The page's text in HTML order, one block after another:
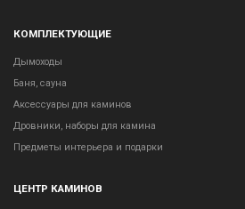
КОМПЛЕКТУЮЩИЕ
Дымоходы
Баня, сауна
Аксессуары для каминов
Дровники, наборы для камина
Предметы интерьера и подарки
ЦЕНТР КАМИНОВ